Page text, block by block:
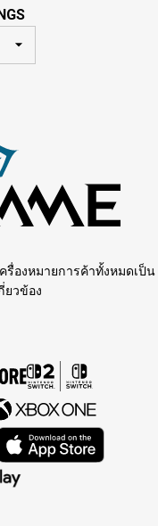
รื่องหมายการค้าทั้งหมดเป็น
ยวข้อง